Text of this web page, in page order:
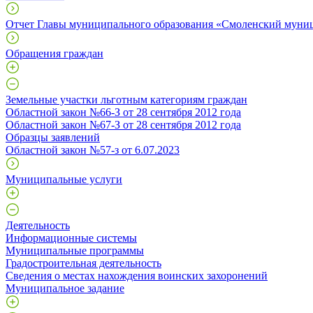
Отчет Главы муниципального образования «Смоленский
Обращения граждан
Земельные участки льготным категориям граждан
Областной закон №66-З от 28 сентября 2012 года
Областной закон №67-З от 28 сентября 2012 года
Образцы заявлений
Областной закон №57-з от 6.07.2023
Муниципальные услуги
Деятельность
Информационные системы
Муниципальные программы
Градостроительная деятельность
Сведения о местах нахождения воинских захоронений
Муниципальное задание